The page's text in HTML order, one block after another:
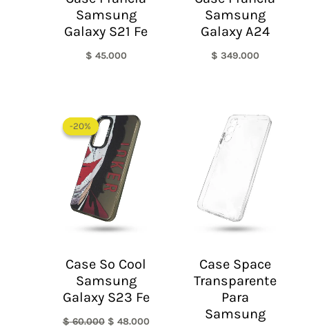
Samsung
Galaxy S21 Fe
$ 45.000
Samsung
Galaxy A24
$ 349.000
-20%
-20%
Case So Cool
Samsung
Galaxy S23 Fe
$60.000
precio
original
era:
$ 60.000.
$ 48.000
Case Space
Transparente
Para
Samsung
de
precios:
desde
$ 19.900
hasta